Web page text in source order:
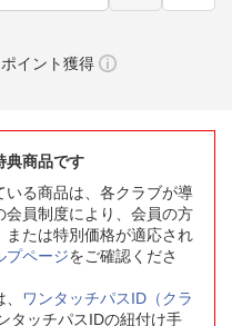
ポイント獲得
典商品です
いる商品は、各クラブが導
会員制度により、会員の方
たは特別価格が適応され
プページをご確認くださ
ワンタッチパスID（クラ
タッチパスIDの紐付け手